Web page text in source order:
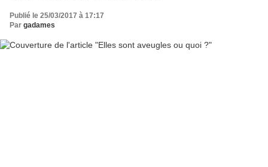
Publié le 25/03/2017 à 17:17
Par gadames